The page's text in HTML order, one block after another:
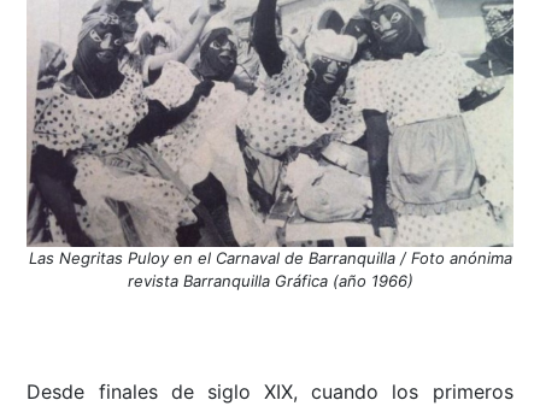
Las Negritas Puloy en el Carnaval de Barranquilla / Foto anónima
revista Barranquilla Gráfica (año 1966)
Desde finales de siglo XIX, cuando los primeros